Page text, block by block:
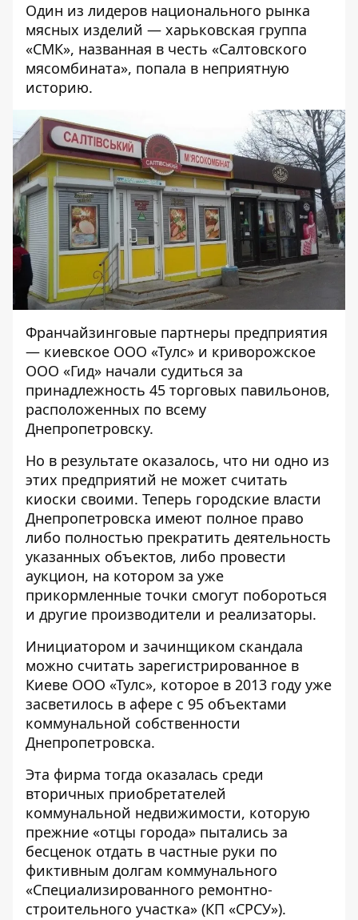
Один из лидеров национального рынка
мясных изделий — харьковская группа
«СМК», названная в честь «Салтовского
мясомбината», попала в неприятную
историю.
Франчайзинговые партнеры предприятия
— киевское ООО «Тулс» и криворожское
ООО «Гид» начали судиться за
принадлежность 45 торговых павильонов,
расположенных по всему
Днепропетровску.
Но в результате оказалось, что ни одно из
этих предприятий не может считать
киоски своими. Теперь городские власти
Днепропетровска имеют полное право
либо полностью прекратить деятельность
указанных объектов, либо провести
аукцион, на котором за уже
прикормленные точки смогут побороться
и другие производители и реализаторы.
Инициатором и зачинщиком скандала
можно считать зарегистрированное в
Киеве ООО «Тулс», которое в 2013 году уже
засветилось в афере с 95 объектами
коммунальной собственности
Днепропетровска.
Эта фирма тогда оказалась среди
вторичных приобретателей
коммунальной недвижимости, которую
прежние «отцы города» пытались за
бесценок отдать в частные руки по
фиктивным долгам коммунального
«Специализированного ремонтно-
строительного участка» (КП «СРСУ»).